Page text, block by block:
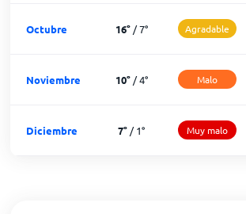
Octubre 16°/7° Agradable
Noviembre 10°/4° Malo
Diciembre 7° /1° Muy malo